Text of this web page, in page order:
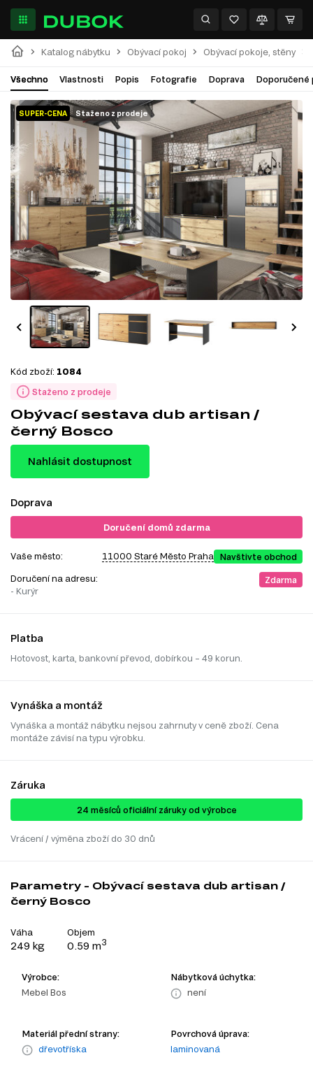
Katalog nábytku Obývací pokoj Obývací pokoje, stěny
Všechno Vlastnosti Popis Fotografie Doprava Doporučené
SUPER-CENA Staženo z prodeje
Staženo z prodeje
Kód zboží: 1084
Obývací sestava dub artisan /
černý Bosco
Nahlásit dostupnost
Doprava
Doručení domů zdarma
Vaše město: 11000 Staré Město Praha Navštivte obchod
Doručení na adresu:
- Kurýr
Zdarma
Platba
Hotovost, karta, bankovní převod, dobírkou – 49 korun.
Vynáška a montáž
Vynáška a montáž nábytku nejsou zahrnuty v ceně zboží. Cena
montáže závisí na typu výrobku.
Záruka
24 ​​​​měsíců oficiální záruky od výrobce
Vrácení / výměna zboží do 30 dnů
Parametry - Obývací sestava dub artisan /
černý Bosco
Váha
249 kg
Objem
0.59 m3
Výrobce:
Mebel Bos
Nábytková úchytka:
není
Materiál přední strany:
dřevotříska
Povrchová úprava:
laminovaná